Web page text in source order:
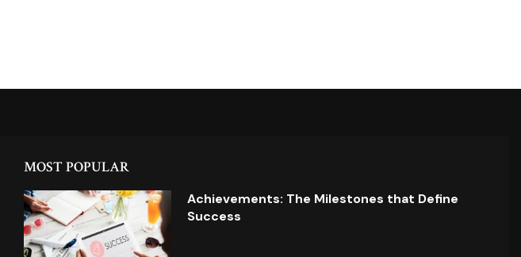
MOST POPULAR
Achievements: The Milestones that Define
Success